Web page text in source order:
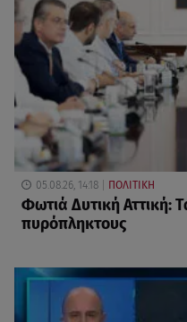
05.08.26, 14:18 ΠΟΛΙΤΙΚΗ
Φωτιά Δυτική Αττική:
πυρόπληκτους